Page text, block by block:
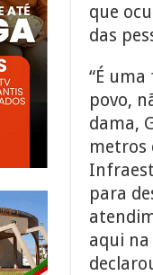
que
das
“É
povo,
dama,
metros
para
aqui